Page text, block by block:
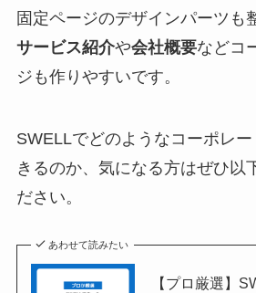
固定ページのデザインパーツも
サービス紹介や会社概要などコ
ジも作りやすいです。
SWELLでどのようなコーポレ
きるのか、気になる方はぜひ以
ださい。
あわせて読みたい
【プロ厳選】